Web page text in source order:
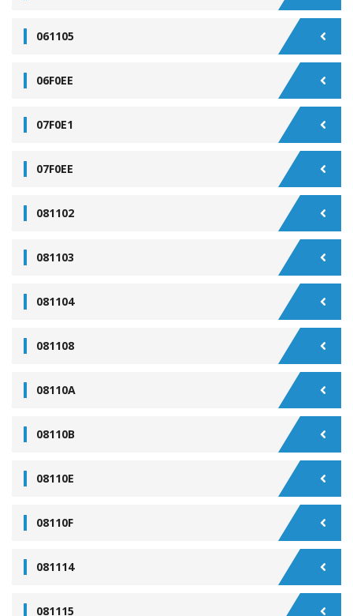
061105
06F0EE
07F0E1
07F0EE
081102
081103
081104
081108
08110A
08110B
08110E
08110F
081114
081115